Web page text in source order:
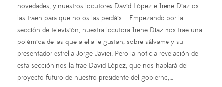
novedades, y nuestros locutores David López e Irene Diaz os
las traen para que no os las perdáis. Empezando por la
sección de televisión, nuestra locutora Irene Diaz nos trae una
polémica de las que a ella le gustan, sobre sálvame y su
presentador estrella Jorge Javier. Pero la noticia revelación de
esta sección nos la trae David López, que nos hablará del
proyecto futuro de nuestro presidente del gobierno,…